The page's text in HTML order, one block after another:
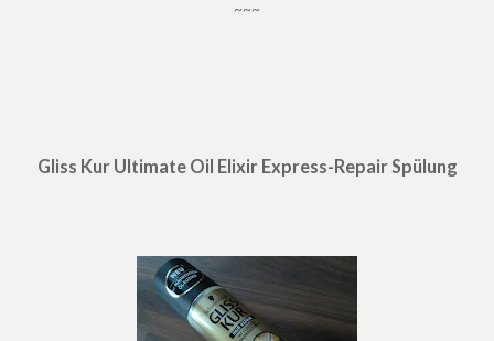
~~~
Gliss Kur Ultimate Oil Elixir Express-Repair Spülung